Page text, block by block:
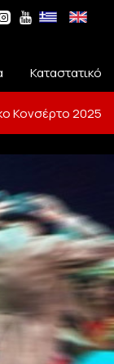
Καταστατικό
Κονσέρτο 2025